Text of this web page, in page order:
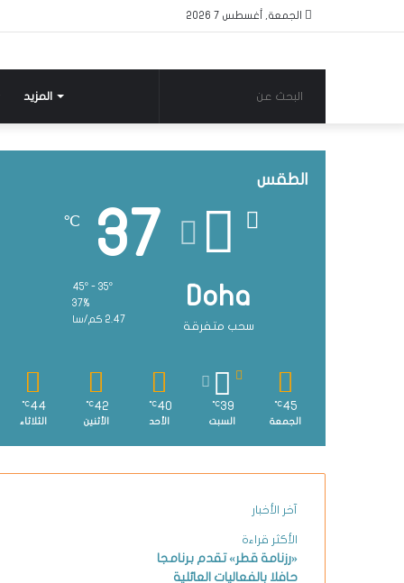
الجمعة, أغسطس 7 2026
المزيد البحث
عن
الطقس
Doha
سحب متفرقة
37
℃
45º - 35º
37%
2.47 كم/سا
45
℃
الجمعة
39
℃
السبت
40
℃
الأحد
42
℃
الأثنين
44
℃
الثلاثاء
آخر الأخبار
الأكثر قراءة
«رزنامة قطر» تقدم برنامجا
حافلا بالفعاليات العائلية